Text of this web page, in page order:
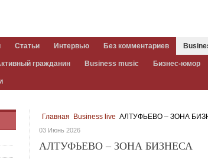
Статьи Интервью Без комментариев
гражданин Business music Бизнес-юмор
Главная Business live АЛТУФЬЕВО – ЗОНА
03 Июнь 2026
АЛТУФЬЕВО – ЗОНА БИЗНЕСА